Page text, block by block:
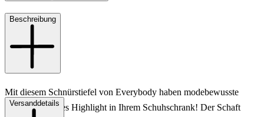
Beschreibung
Mit diesem Schnürstiefel von Everybody haben modebewusste
Damen ein neues Highlight in Ihrem Schuhschrank! Der Schaft
Versanddetails